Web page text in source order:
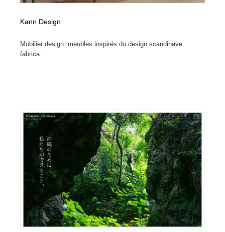
Kann Design
Mobilier design. meubles inspirés du design scandinave.
fabrica...